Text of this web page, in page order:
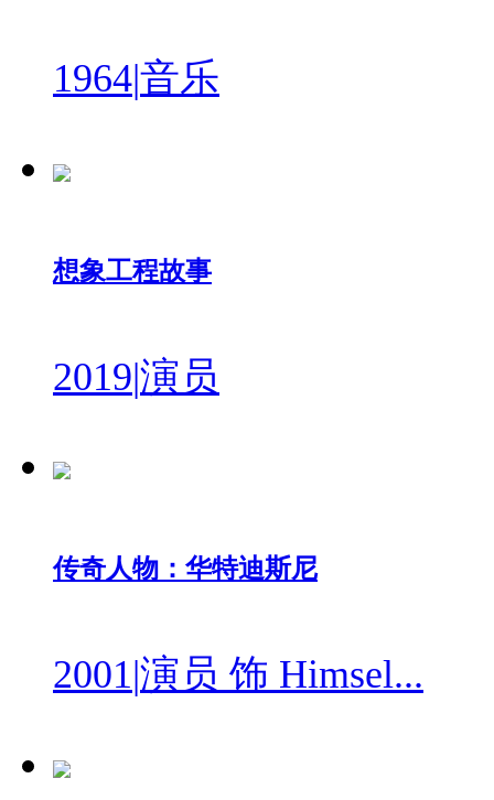
1964|音乐
想象工程故事
2019|演员
传奇人物：华特迪斯尼
2001|演员 饰 Himsel...